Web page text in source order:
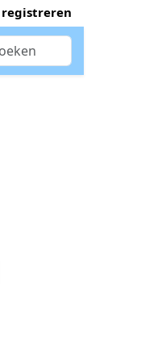
registreren